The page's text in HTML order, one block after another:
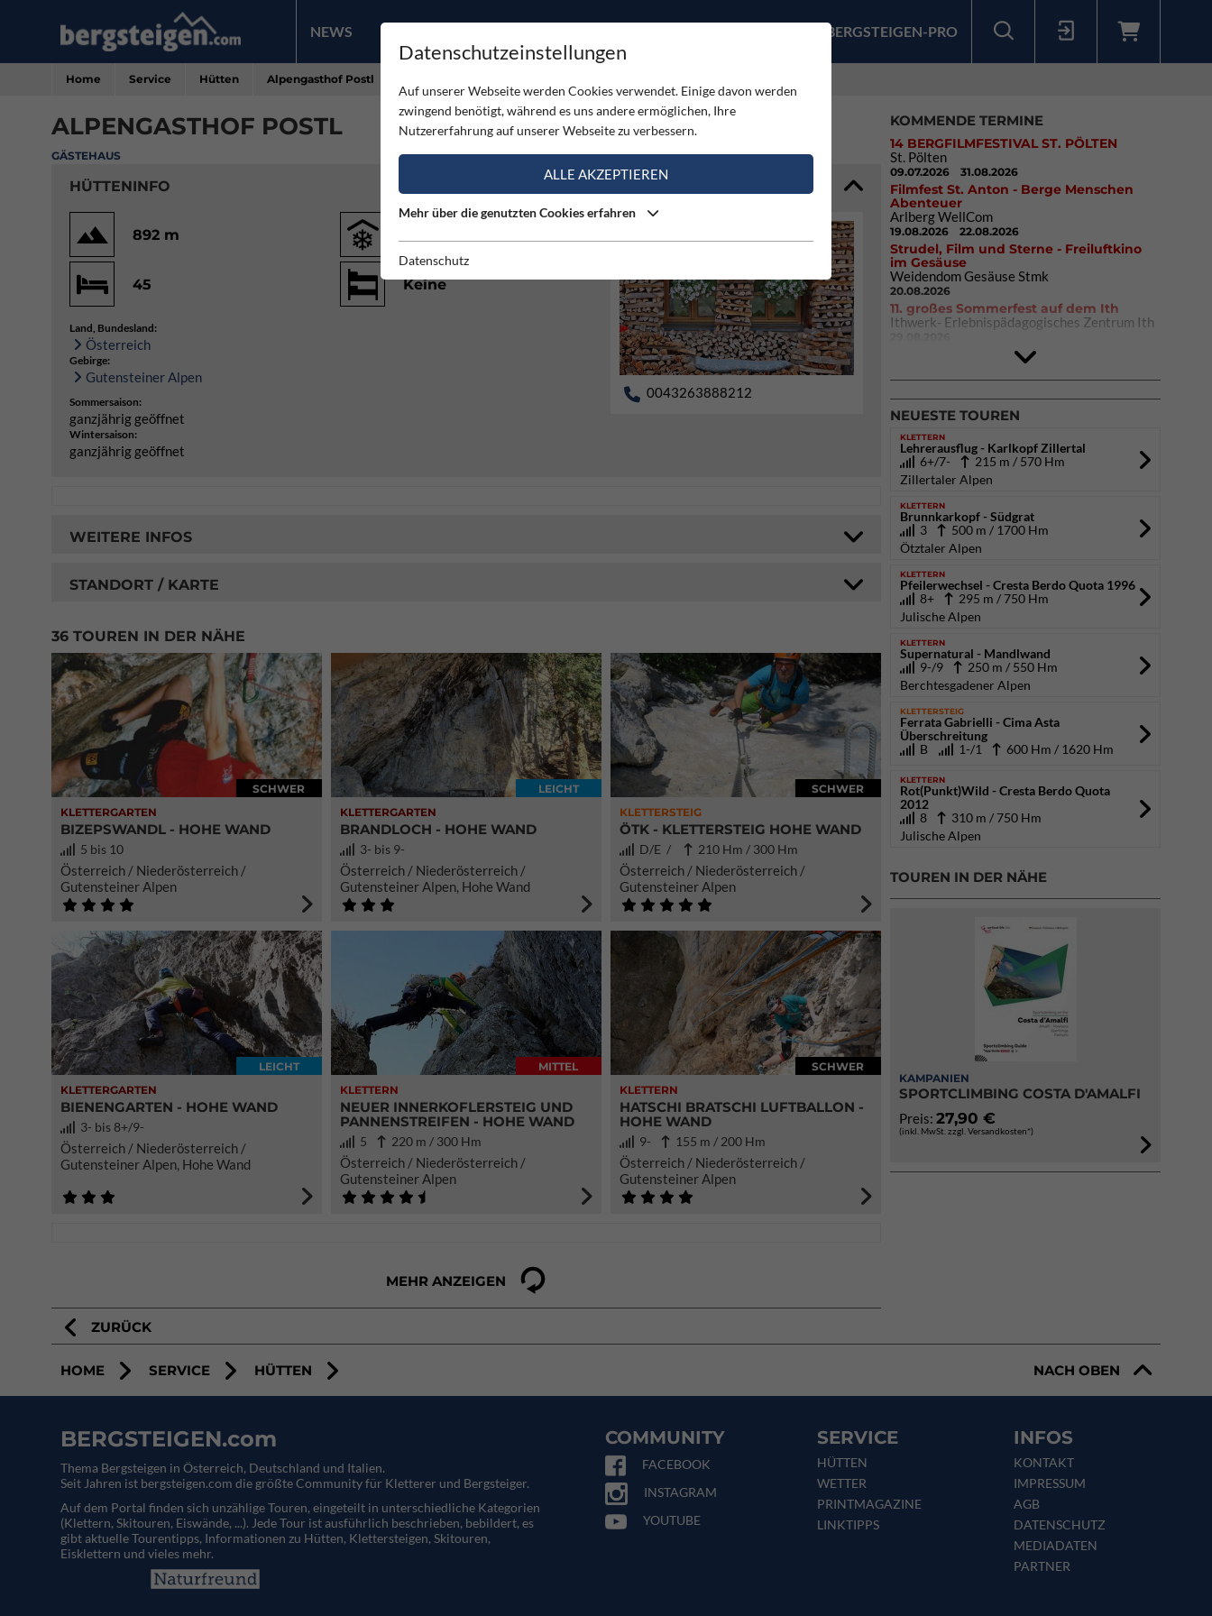
NEWS PRODUKTE BERGSTEIGEN-PRO
Home Service Hütten Alpengasthof Postl
ALPENGASTHOF POSTL
GÄSTEHAUS
HÜTTENINFO
0043263888212
892 m
45 Keine
Land, Bundesland:
Österreich
Gebirge:
Gutensteiner Alpen
Sommersaison:
ganzjährig geöffnet
Wintersaison:
ganzjährig geöffnet
WEITERE INFOS
STANDORT / KARTE
36 TOUREN IN DER NÄHE
KLETTERGARTEN
SCHWER
BIZEPSWANDL - HOHE WAND
5 bis 10
Österreich / Niederösterreich /
Gutensteiner Alpen
KLETTERGARTEN
LEICHT
BRANDLOCH - HOHE WAND
3- bis 9-
Österreich / Niederösterreich /
Gutensteiner Alpen, Hohe Wand
KLETTERSTEIG
SCHWER
ÖTK - KLETTERSTEIG HOHE WAND
D/E / 210 Hm / 300 Hm
Österreich / Niederösterreich /
Gutensteiner Alpen
KLETTERGARTEN
LEICHT
BIENENGARTEN - HOHE WAND
3- bis 8+/9-
Österreich / Niederösterreich /
Gutensteiner Alpen, Hohe Wand
KLETTERN
MITTEL
NEUER INNERKOFLERSTEIG UND
PANNENSTREIFEN - HOHE WAND
5 220 m / 300 Hm
Österreich / Niederösterreich /
Gutensteiner Alpen
KLETTERN
SCHWER
HATSCHI BRATSCHI LUFTBALLON -
HOHE WAND
9- 155 m / 200 Hm
Österreich / Niederösterreich /
Gutensteiner Alpen
MEHR ANZEIGEN
ZURÜCK
KOMMENDE TERMINE
14 BERGFILMFESTIVAL ST. PÖLTEN
St. Pölten
09.07.2026 31.08.2026
Filmfest St. Anton - Berge Menschen
Abenteuer
Arlberg WellCom
19.08.2026 22.08.2026
Strudel, Film und Sterne - Freiluftkino
im Gesäuse
Weidendom Gesäuse Stmk
20.08.2026
11. großes Sommerfest auf dem Ith
Ithwerk- Erlebnispädagogisches Zentrum Ith
DAV Kletter- & Boulderzentrum München
Süd (Thalkirchen)
NEUESTE TOUREN
KLETTERN
Lehrerausflug - Karlkopf Zillertal
6+/7-
215 m / 570 Hm
Zillertaler Alpen
KLETTERN
Brunnkarkopf - Südgrat
3
500 m / 1700 Hm
Ötztaler Alpen
KLETTERN
Pfeilerwechsel - Cresta Berdo Quota 1996
8+
295 m / 750 Hm
Julische Alpen
KLETTERN
Supernatural - Mandlwand
9-/9
250 m / 550 Hm
Berchtesgadener Alpen
KLETTERSTEIG
Ferrata Gabrielli - Cima Asta
Überschreitung
B
1-/1 600 Hm / 1620 Hm
KLETTERN
Rot(Punkt)Wild - Cresta Berdo Quota
2012
8
310 m / 750 Hm
Julische Alpen
TOUREN IN DER NÄHE
KAMPANIEN
SPORTCLIMBING COSTA D'AMALFI
Preis: 27,90 €
(inkl. MwSt. zzgl. Versandkosten*)
HOME SERVICE HÜTTEN NACH OBEN
BERGSTEIGEN.com
Thema Bergsteigen in Österreich, Deutschland und Italien.
Seit Jahren ist bergsteigen.com die größte Community für Kletterer und Bergsteiger.
Auf dem Portal finden sich unzählige Touren, eingeteilt in unterschiedliche Kategorien
(Klettern, Skitouren, Eiswände, ...). Jede Tour ist ausführlich beschrieben, bebildert, es
gibt aktuelle Tourentipps, Informationen zu Hütten, Klettersteigen, Skitouren,
Eisklettern und vieles mehr.
COMMUNITY
FACEBOOK
INSTAGRAM
YOUTUBE
SERVICE
HÜTTEN
WETTER
PRINTMAGAZINE
LINKTIPPS
INFOS
KONTAKT
IMPRESSUM
AGB
DATENSCHUTZ
MEDIADATEN
PARTNER
Datenschutzeinstellungen
Auf unserer Webseite werden Cookies verwendet. Einige davon werden
zwingend benötigt, während es uns andere ermöglichen, Ihre
Nutzererfahrung auf unserer Webseite zu verbessern.
ALLE AKZEPTIEREN
Mehr über die genutzten Cookies erfahren
Datenschutz